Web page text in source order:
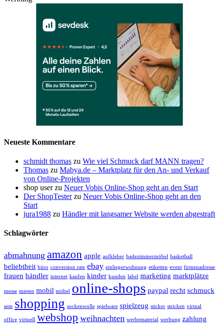
Neueste Kommentare
schmidt thomas zu Wie viel Schmuck darf MANN tragen?
Thomas zu Mabya.de – Marktplatz für den An- und Verkauf
von Online-Projekten
shop userzu Neuer Vobis Online-Shop geht an den Start
Der ShopTesterzu Neuer Vobis Online-Shop geht an den
Start
jura1988 zu Händler mit langsamer Website werden abgestraft
Schlagwörter
abmahnung amazon apple aufkleber badezimmermöbel basketball
beliebtheit büro conversion rate ebay einliegerwohnung etiketten event firmenadresse
frauen händler internet kaufen kinder kunden label marketing marktplätze
messe mieten mobil möbel online-shops paypal recht schmuck
sem shopping sockenwolle spielware spielzeug sticker stricken virtual
office virtuell webshop weihnachten werbematerial werbung zahlung